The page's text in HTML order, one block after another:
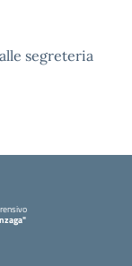
segreteria